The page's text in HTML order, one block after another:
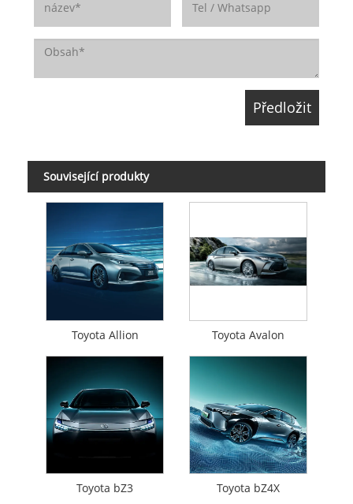
Související produkty
Toyota Allion Toyota Avalon
Toyota bZ3 Toyota bZ4X